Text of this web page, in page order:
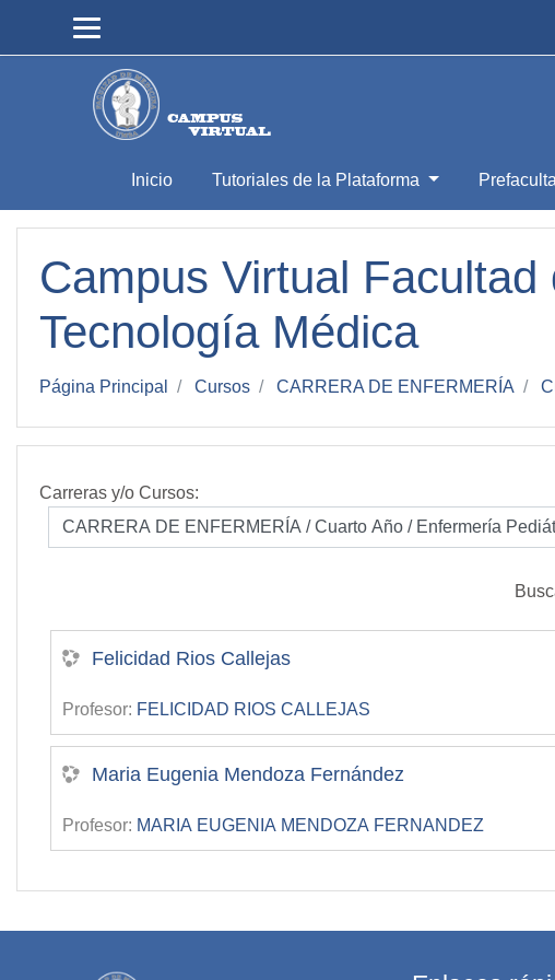
Inicio Tutoriales de la Plataforma
Campus Virtual
Tecnología Médica
Página Principal Cursos CARRERA DE ENFERMERÍA
Carreras y/o Cursos:
Felicidad Rios Callejas
Profesor: FELICIDAD RIOS CALLEJAS
Maria Eugenia Mendoza Fernández
Profesor: MARIA EUGENIA MENDOZA FERNANDEZ